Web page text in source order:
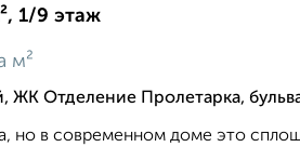
1/9 этаж
м²
Отделение Пролетарка,
но в современном доме это